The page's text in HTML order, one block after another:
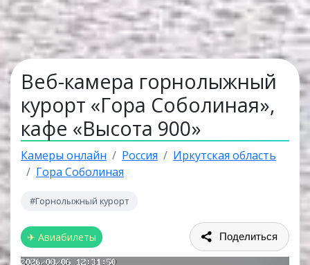
Веб-камера горнолыжный
курорт «Гора Соболиная»,
кафе «Высота 900»
Камеры онлайн Россия
Иркутская область
Гора Соболиная
#Горнолыжный курорт
✈ Авиабилеты Поделиться